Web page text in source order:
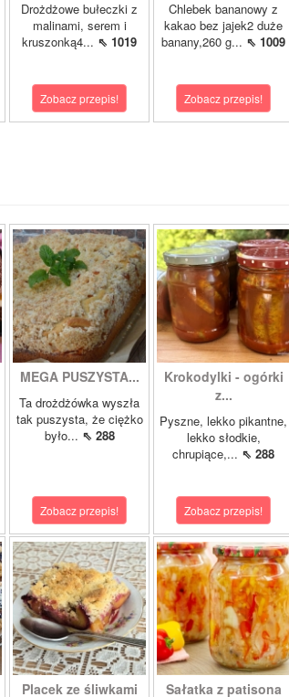
Drożdżowe bułeczki z
malinami, serem i
kruszonką4... ⇖ 1019
Zobacz przepis!
Chlebek bananowy z
kakao bez jajek2 duże
banany,260 g... ⇖ 1009
Zobacz przepis!
MEGA PUSZYSTA...
Ta drożdżówka wyszła
tak puszysta, że ciężko
było... ⇖ 288
Zobacz przepis!
Krokodylki - ogórki
z...
Pyszne, lekko pikantne,
lekko słodkie,
chrupiące,... ⇖ 288
Zobacz przepis!
Placek ze śliwkami Sałatka z patisona